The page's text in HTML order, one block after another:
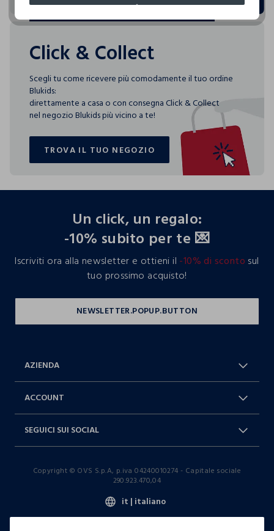
SCEGLI LA CARD PERFETTA PER TE
Click & Collect
Scegli tu come ricevere più comodamente il tuo ordine
Blukids:
direttamente a casa o con consegna Click & Collect
nel negozio Blukids più vicino a te!
TROVA IL TUO NEGOZIO
TROVA IL TUO NEGOZIO
Un click, un regalo:
-10% subito per te 💌
Iscriviti ora alla newsletter e ottieni il -10% di sconto sul
tuo prossimo acquisto!
AZIENDA
Dichiarazione accessibilità
ACCOUNT
9-17)
SEGUICI SUI SOCIAL
TikTok
Copyright © OVS S.p.A, p.iva 04240010274 - Capitale sociale
290.923.470,04
it | italiano